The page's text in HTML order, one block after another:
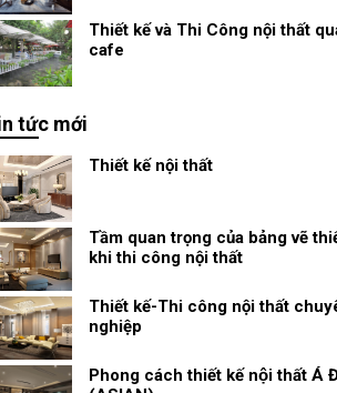
Thiết kế và Thi Công nội thất
cafe
tức mới
Thiết kế nội thất
Tầm quan trọng của bảng vẽ
khi thi công nội thất
Thiết kế-Thi công nội thất
nghiệp
Phong cách thiết kế nội thất Á